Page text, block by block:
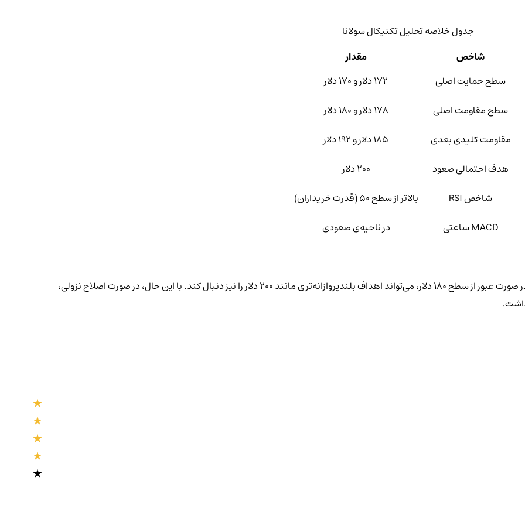
جدول خلاصه تحلیل تکنیکال سولانا
شاخص
مقدار
سطح حمایت اصلی
۱۷۲ دلار و ۱۷۰ دلار
سطح مقاومت اصلی
۱۷۸ دلار و ۱۸۰ دلار
مقاومت کلیدی بعدی
۱۸۵ دلار و ۱۹۲ دلار
هدف احتمالی صعود
۲۰۰ دلار
شاخص RSI
بالاتر از سطح ۵۰ (قدرت خریداران)
MACD ساعتی
در ناحیه‌ی صعودی
سولانا با حمایت خریداران موفق به عبور از مقاومت‌های کلیدی شده و در صورت عبور از سطح ۱۸۰ دلار، می‌تواند اهداف بلندپروازانه‌تری مانند ۲۰۰ دلار را نیز دنبال کند. با این حال، در صورت اصلاح نزولی،